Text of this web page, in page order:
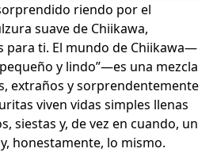
riendo por el
suave de Chiikawa,
para ti. El mundo de Chiikawa—
y lindo”—es una mezcla
extraños y sorprendentemente
viven vidas simples llenas
siestas y, de vez en cuando, un
honestamente, lo mismo.